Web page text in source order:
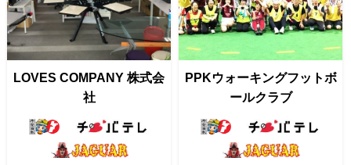
LOVES COMPANY 株式会
社
PPKウォーキングフットボ
ールクラブ